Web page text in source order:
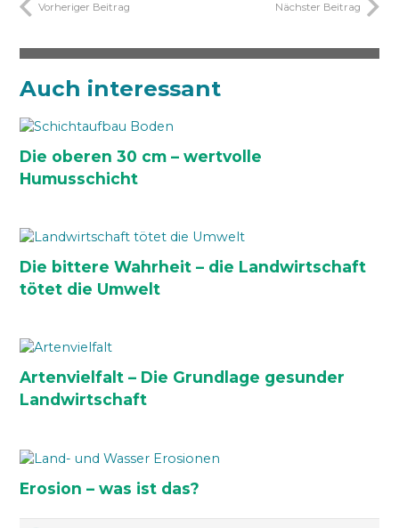
Vorheriger Beitrag Nächster Beitrag
Auch interessant
Die oberen 30 cm – wertvolle
Humusschicht
Die bittere Wahrheit – die Landwirtschaft
tötet die Umwelt
Artenvielfalt – Die Grundlage gesunder
Landwirtschaft
Erosion – was ist das?